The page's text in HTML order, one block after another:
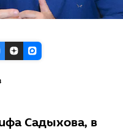
Садыхова, в